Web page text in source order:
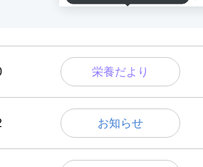
栄養だより
お知らせ